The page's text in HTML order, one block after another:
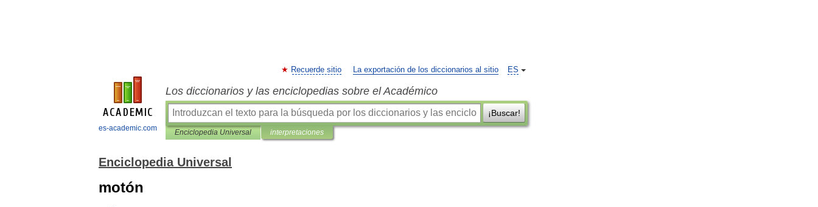
es-academic.com
ES
Recuerde sitio La exportación de los diccionarios al sitio
Los diccionarios y las enciclopedias sobre el Académico
¡Buscar!
Enciclopedia Universal interpretaciones
Enciclopedia Universal
motón